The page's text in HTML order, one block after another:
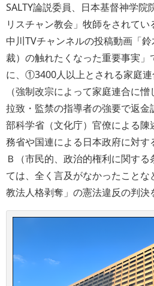
SALTY論説委員、日本基督神学院
リスチャン教会」牧師をされて
中川TVチャンネルの投稿動画「
裁）の触れたくなった重要事実」
に、①3400人以上とされる家庭
（強制改宗によって家庭連合に憎
拉致・監禁の指導者の強要で返
部科学省（文化庁）官僚による
務省や国連による日本政府に対
Ｂ（市民的、政治的権利に関する
ては、全く言及がなかったこと
教法人格剥奪」の憲法違反の判決